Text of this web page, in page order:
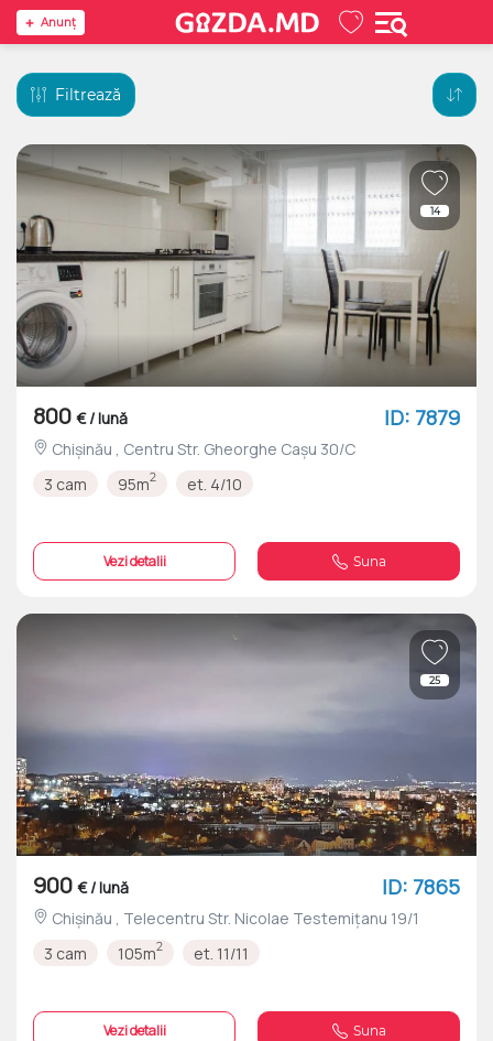
Anunţ
Filtrează
14
800 € / lună ID: 7879
Chișinău , Centru Str. Gheorghe Cașu 30/C
3 cam
95m2 et. 4/10
Vezi detalii Suna
25
900 € / lună ID: 7865
Chișinău , Telecentru Str. Nicolae Testemițanu 19/1
3 cam
105m2 et. 11/11
Vezi detalii Suna